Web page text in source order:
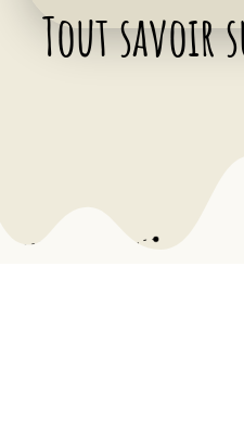
Tout savoir